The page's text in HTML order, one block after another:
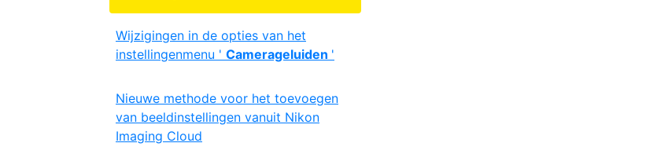
Wijzigingen in de opties van het
instellingenmenu ' Camerageluiden '
Nieuwe methode voor het toevoegen
van beeldinstellingen vanuit Nikon
Imaging Cloud